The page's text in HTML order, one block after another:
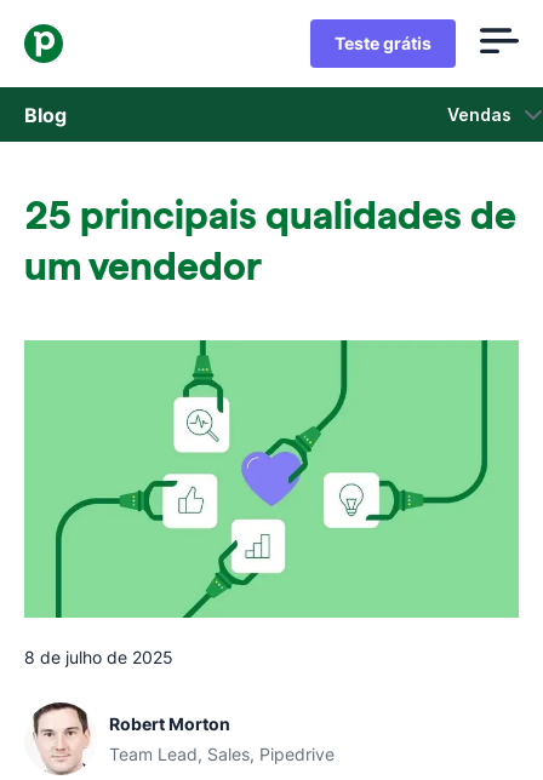
Teste grátis
Blog Vendas
Abre em uma nova janela
25 principais qualidades de
um vendedor
8 de julho de 2025
Robert Morton
Team Lead, Sales, Pipedrive